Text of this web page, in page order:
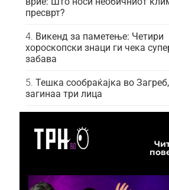
пресврт?
Викенд за паметење: Четири
хороскопски знаци ги чека
забава
Тешка сообраќајка во Загреб,
загинаа три лица